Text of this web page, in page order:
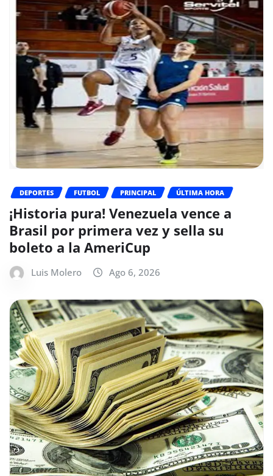
DEPORTES FUTBOL PRINCIPAL ÚLTIMA HORA
¡Historia pura! Venezuela vence a
Brasil por primera vez y sella su
boleto a la AmeriCup
Luis Molero Ago 6, 2026